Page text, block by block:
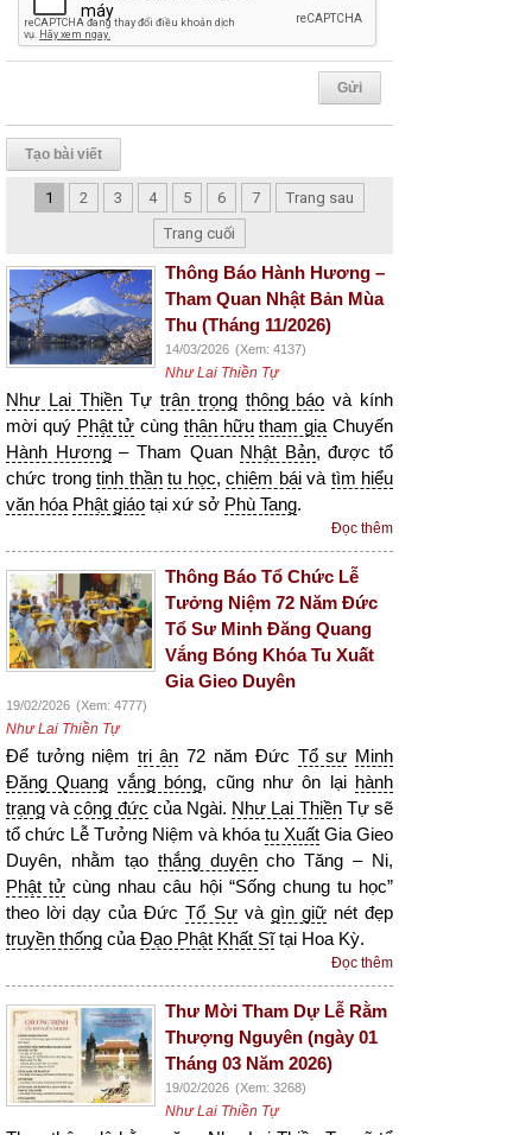
Tạo bài viết
1 2 3 4 5 6 7
Trang sau
Trang cuối
Thông Báo Hành Hương –
Tham Quan Nhật Bản Mùa
Thu (Tháng 11/2026)
14/03/2026 (Xem: 4137)
Như Lai Thiền Tự
Như Lai ThiềnTựtrân trọng thông báo và kính
mời quý Phật tử cùng thân hữu tham gia Chuyến
Hành Hương– Tham Quan Nhật Bản, được tổ
chức trong tinh thần tu học, chiêm báivà tìm hiểu
văn hóa Phật giáo tại xứ sở Phù Tang.
Đọc thêm
Thông Báo Tổ Chức Lễ
Tưởng Niệm 72 Năm Đức
Tổ Sư Minh Đăng Quang
Vắng Bóng Khóa Tu Xuất
Gia Gieo Duyên
19/02/2026 (Xem: 4777)
Như Lai Thiền Tự
Để tưởng niệm tri ân 72 năm Đức Tổ sư Minh
Đăng Quang vắng bóng, cũng như ôn lại hành
trạng vàcông đức của Ngài. Như Lai ThiềnTự sẽ
tổ chức Lễ Tưởng Niệm và khóa tu Xuất Gia Gieo
Duyên, nhằm tạo thắng duyêncho Tăng – Ni,
Phật tử cùng nhau câu hội “Sống chung tu học”
theo lời dạy của ĐứcTổ Sưvà gìn giữnét đẹp
truyền thống của Đạo Phật Khất Sĩtại Hoa Kỳ.
Đọc thêm
Thư Mời Tham Dự Lễ Rằm
Thượng Nguyên (ngày 01
Tháng 03 Năm 2026)
19/02/2026 (Xem: 3268)
Như Lai Thiền Tự